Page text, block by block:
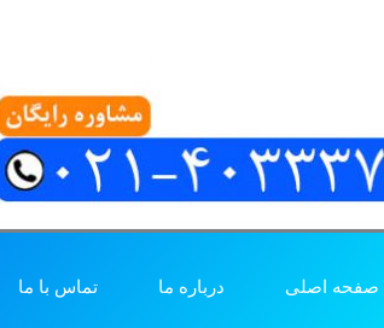
صفحه اصلی درباره ما تماس با ما